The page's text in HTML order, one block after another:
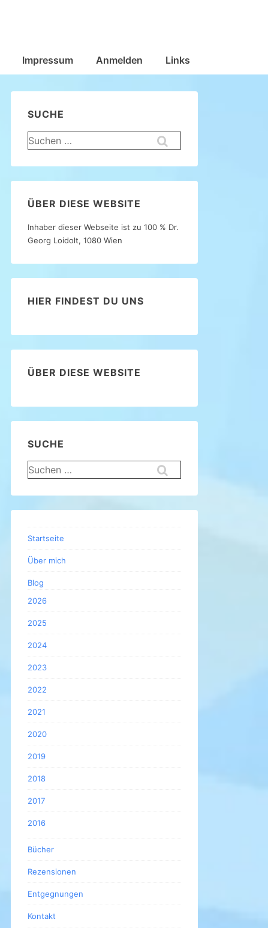
Impressum Anmelden Links
SUCHE
Suchen
nach:
ÜBER DIESE WEBSITE
Inhaber dieser Webseite ist zu 100 % Dr.
Georg Loidolt, 1080 Wien
HIER FINDEST DU UNS
ÜBER DIESE WEBSITE
SUCHE
Suchen
nach:
Startseite
Über mich
Blog
2026
2025
2024
2023
2022
2021
2020
2019
2018
2017
2016
Bücher
Rezensionen
Entgegnungen
Kontakt